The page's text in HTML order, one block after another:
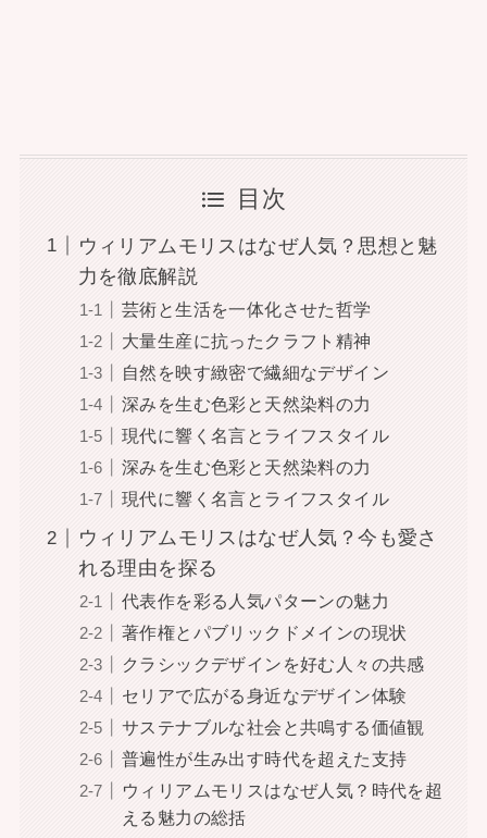
目次
ウィリアムモリスはなぜ人気？思想と魅
力を徹底解説
芸術と生活を一体化させた哲学
大量生産に抗ったクラフト精神
自然を映す緻密で繊細なデザイン
深みを生む色彩と天然染料の力
現代に響く名言とライフスタイル
深みを生む色彩と天然染料の力
現代に響く名言とライフスタイル
ウィリアムモリスはなぜ人気？今も愛さ
れる理由を探る
代表作を彩る人気パターンの魅力
著作権とパブリックドメインの現状
クラシックデザインを好む人々の共感
セリアで広がる身近なデザイン体験
サステナブルな社会と共鳴する価値観
普遍性が生み出す時代を超えた支持
ウィリアムモリスはなぜ人気？時代を超
える魅力の総括